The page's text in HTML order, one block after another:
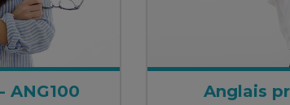
ANG100
Anglais